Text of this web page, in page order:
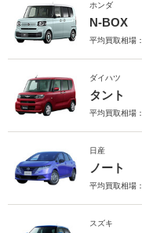
ホンダ
N-BOX
平均買取相場：
ダイハツ
タント
平均買取相場：
日産
ノート
平均買取相場：
スズキ